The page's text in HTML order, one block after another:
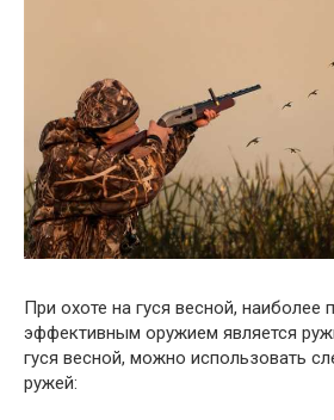
При охоте на гуся весной, наиболее
эффективным оружием является
гуся весной, можно использовать
ружей: